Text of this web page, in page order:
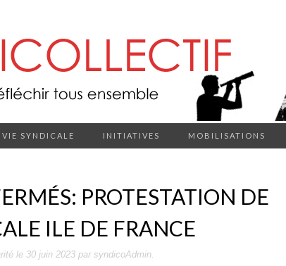
VIE SYNDICALE INITIATIVES MOBILISATIONS
PROTESTATION DE
ILE DE FRANCE
le 30 juin 2023 par syndicoAdmin.